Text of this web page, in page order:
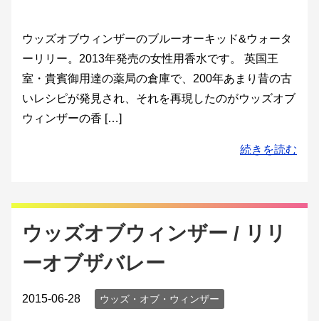
ウッズオブウィンザーのブルーオーキッド&ウォータ
ーリリー。2013年発売の女性用香水です。 英国王
室・貴賓御用達の薬局の倉庫で、200年あまり昔の古
いレシピが発見され、それを再現したのがウッズオブ
ウィンザーの香 […]
続きを読む
ウッズオブウィンザー / リリ
ーオブザバレー
2015-06-28 ウッズ・オブ・ウィンザー